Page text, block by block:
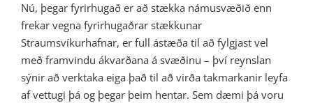
Nú, þegar fyrirhugað er að stækka námusvæðið enn
frekar vegna fyrirhugaðrar stækkunar
Straumsvíkurhafnar, er full ástæða til að fylgjast vel
með framvindu ákvarðana á svæðinu – því reynslan
sýnir að verktaka eiga það til að virða takmarkanir leyfa
af vettugi þá og þegar þeim hentar. Sem dæmi þá voru